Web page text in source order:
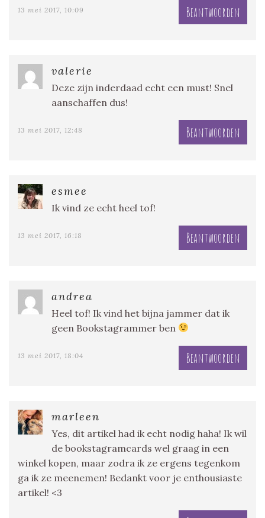
13 mei 2017, 10:09 Beantwoorden
valerie
Deze zijn inderdaad echt een must! Snel
aanschaffen dus!
13 mei 2017, 12:48 Beantwoorden
esmee
Ik vind ze echt heel tof!
13 mei 2017, 16:18 Beantwoorden
andrea
Heel tof! Ik vind het bijna jammer dat ik
geen Bookstagrammer ben
13 mei 2017, 18:04 Beantwoorden
marleen
Yes, dit artikel had ik echt nodig haha! Ik wil
de bookstagramcards wel graag in een
winkel kopen, maar zodra ik ze ergens tegenkom
ga ik ze meenemen! Bedankt voor je enthousiaste
artikel! <3